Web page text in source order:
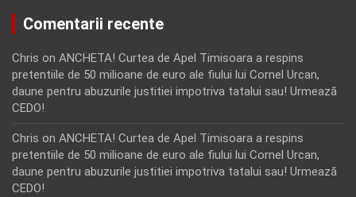
Comentarii recente
Chris on ANCHETA! Curtea de Apel Timisoara a respins
pretentiile de 50 milioane de euro ale fiului lui Cornel Urcan,
daune pentru abuzurile justitiei impotriva tatalui sau! Urmează
CEDO!
Chris on ANCHETA! Curtea de Apel Timisoara a respins
pretentiile de 50 milioane de euro ale fiului lui Cornel Urcan,
daune pentru abuzurile justitiei impotriva tatalui sau! Urmează
CEDO!